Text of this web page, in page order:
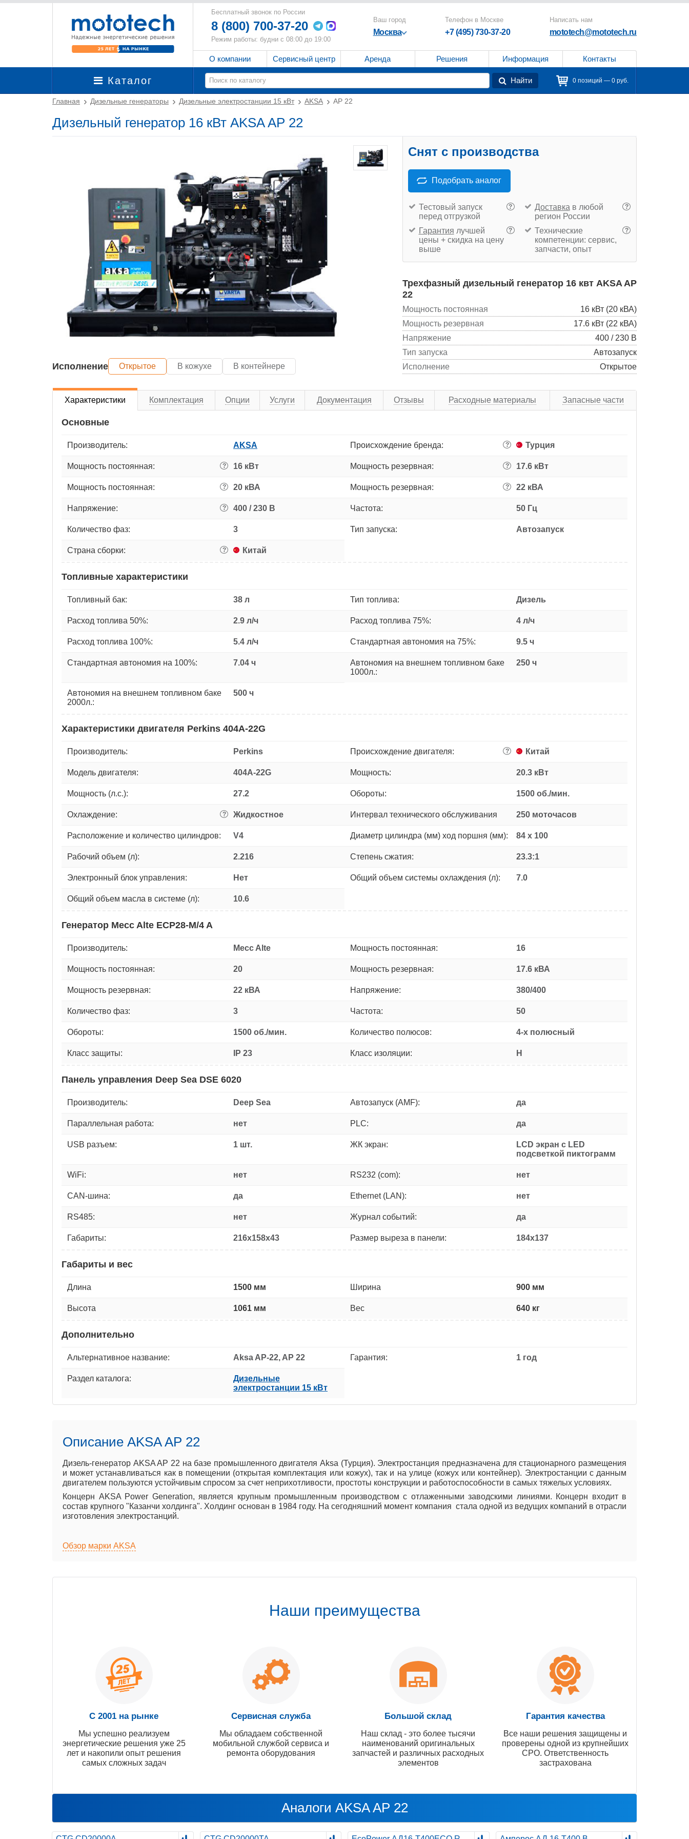
Бесплатный звонок по России
8 (800) 700-37-20
Режим работы: будни с 08:00 до 19:00
Ваш город
Москва
Телефон в Москве
+7 (495) 730-37-20
Написать нам
mototech@mototech.ru
О компании Сервисный центр Аренда Решения Информация Контакты
Каталог Найти 0 позиций — 0 руб.
Главная Дизельные генераторы Дизельные электростанции 15 кВт AKSA AP 22
Дизельный генератор 16 кВт AKSA AP 22
Исполнение Открытое В кожухе В контейнере
Снят с производства
Подобрать аналог
?
Тестовый запуск
перед отгрузкой
?
Доставка в любой
регион России
?
Гарантия лучшей
цены + скидка на цену
выше
?
Технические
компетенции: сервис,
запчасти, опыт
Трехфазный дизельный генератор 16 квт AKSA AP
22
Мощность постоянная
16 кВт (20 кВА)
Мощность резервная
17.6 кВт (22 кВА)
Напряжение
400 / 230 В
Тип запуска
Автозапуск
Исполнение
Открытое
Характеристики Комплектация Опции Услуги Документация Отзывы Расходные материалы Запасные части
Основные
Производитель: AKSA Происхождение бренда: ? Турция
Мощность постоянная: ? 16 кВт Мощность резервная: ? 17.6 кВт
Мощность постоянная: ? 20 кВА Мощность резервная: ? 22 кВА
Напряжение: ? 400 / 230 В Частота: 50 Гц
Количество фаз: 3 Тип запуска: Автозапуск
Страна сборки: ? Китай
Топливные характеристики
Топливный бак: 38 л Тип топлива: Дизель
Расход топлива 50%: 2.9 л/ч Расход топлива 75%: 4 л/ч
Расход топлива 100%: 5.4 л/ч Стандартная автономия на 75%: 9.5 ч
Стандартная автономия на 100%: 7.04 ч
Автономия на внешнем топливном баке
1000л.:
250 ч
Автономия на внешнем топливном баке
2000л.:
500 ч
Характеристики двигателя Perkins 404A-22G
Производитель: Perkins Происхождение двигателя: ? Китай
Модель двигателя: 404A-22G Мощность: 20.3 кВт
Мощность (л.с.): 27.2 Обороты: 1500 об./мин.
Охлаждение: ? Жидкостное Интервал технического обслуживания 250 моточасов
Расположение и количество цилиндров: V4 Диаметр цилиндра (мм) ход поршня (мм): 84 x 100
Рабочий объем (л): 2.216 Степень сжатия: 23.3:1
Электронный блок управления: Нет Общий объем системы охлаждения (л): 7.0
Общий объем масла в системе (л): 10.6
Генератор Mecc Alte ECP28-M/4 A
Производитель: Mecc Alte Мощность постоянная: 16
Мощность постоянная: 20 Мощность резервная: 17.6 кВА
Мощность резервная: 22 кВА Напряжение: 380/400
Количество фаз: 3 Частота: 50
Обороты: 1500 об./мин. Количество полюсов: 4-х полюсный
Класс защиты: IP 23 Класс изоляции: H
Панель управления Deep Sea DSE 6020
Производитель: Deep Sea Автозапуск (AMF): да
Параллельная работа: нет PLC: да
USB разъем: 1 шт. ЖК экран:
LCD экран с LED
подсветкой пиктограмм
WiFi: нет RS232 (com): нет
CAN-шина: да Ethernet (LAN): нет
RS485: нет Журнал событий: да
Габариты: 216x158x43 Размер выреза в панели: 184x137
Габариты и вес
Длина 1500 мм Ширина 900 мм
Высота 1061 мм Вес 640 кг
Дополнительно
Альтернативное название: Aksa AP-22, AP 22 Гарантия: 1 год
Раздел каталога:
Дизельные
электростанции 15 кВт
Описание AKSA AP 22
Дизель-генератор AKSA AP 22 на базе промышленного двигателя Aksa (Турция). Электростанция предназначена для стационарного размещения
и может устанавливаться как в помещении (открытая комплектация или кожух), так и на улице (кожух или контейнер). Электростанции с данным
двигателем пользуются устойчивым спросом за счет неприхотливости, простоты конструкции и работоспособности в самых тяжелых условиях.
Концерн AKSA Power Generation, является крупным промышленным производством с отлаженными заводскими линиями. Концерн входит в
состав крупного "Казанчи холдинга". Холдинг основан в 1984 году. На сегодняшний момент компания стала одной из ведущих компаний в отрасли
изготовления электростанций.
Обзор марки AKSA
Наши преимущества
С 2001 на рынке
Мы успешно реализуем
энергетические решения уже 25
лет и накопили опыт решения
самых сложных задач
Сервисная служба
Мы обладаем собственной
мобильной службой сервиса и
ремонта оборудования
Большой склад
Наш склад - это более тысячи
наименований оригинальных
запчастей и различных расходных
элементов
Гарантия качества
Все наши решения защищены и
проверены одной из крупнейших
СРО. Ответственность
застрахована
Аналоги AKSA AP 22